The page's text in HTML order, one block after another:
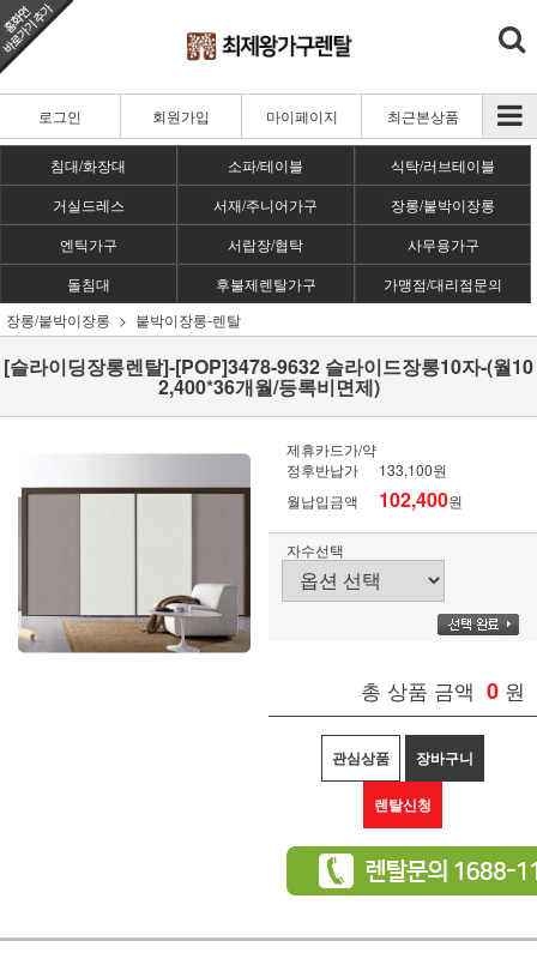
로그인 회원가입 마이페이지 최근본상품
침대/화장대 소파/테이블
식탁/러브테이블
거실드레스
서재/주니어가구
장롱/붙박이장롱
엔틱가구
서랍장/협탁
사무용가구
돌침대
후불제렌탈가구
가맹점/대리점문의
장롱/붙박이장롱
붙박이장롱-렌탈
[슬라이딩장롱렌탈]-[POP]3478-9632 슬라이드장롱10자-(월10
2,400*36개월/등록비면제)
제휴카드가/약
정후반납가
133,100원
월납입금액
102,400원
자수선택
총 상품 금액 0 원
관심상품 장바구니
렌탈신청